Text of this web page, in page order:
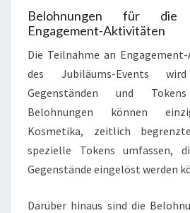
Belohnungen für die
Engagement-Aktivitäten
Die Teilnahme an
des Jubiläums-Events
Gegenständen und
Belohnungen können
Kosmetika, zeitlich
spezielle Tokens umfassen,
Gegenstände eingelöst werden
Darüber hinaus sind die